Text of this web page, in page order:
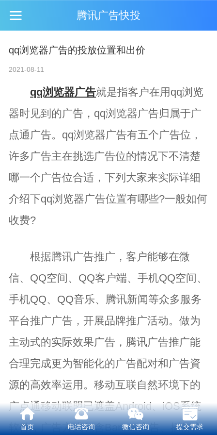
腾讯广告快投
qq浏览器广告的投放位置和出价
2021-08-11
qq浏览器广告就是指客户在用qq浏览
器时见到的广告，qq浏览器广告归属于广
点通广告。qq浏览器广告有五个广告位，
许多广告主在挑选广告位的情况下不清楚
哪一个广告位合适，下列大家来实际详细
介绍下qq浏览器广告位置有哪些?一般如何
收费?
根据腾讯广告推广 ，客户能够在微
信、QQ空间、QQ客户端、手机QQ空间、
手机QQ、QQ音乐、腾讯新闻等众多服务
平台推广广告，开展品牌推广活动。做为
主动式的实际效果广告，腾讯广告推广能
合理完成更为智能化的广告配对和广告資
源的高效率运用。移动互联自然环境下的
广点通移动联盟已遮盖Android、iOS系统
软件，广告方式包含Banner广告、插屏广
首页 电话咨询 微信咨询 提交需求